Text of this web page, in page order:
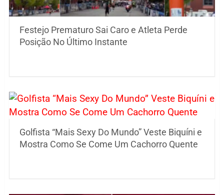
Festejo Prematuro Sai Caro e Atleta Perde
Posição No Último Instante
Golfista “Mais Sexy Do Mundo” Veste Biquíni e
Mostra Como Se Come Um Cachorro Quente